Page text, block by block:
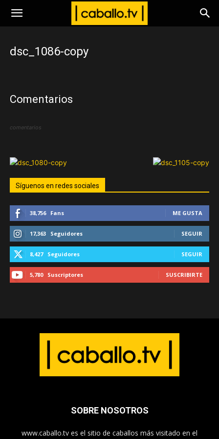
www.caballo.tv
dsc_1086-copy
Comentarios
comentarios
Síguenos en redes sociales
38,756 Fans ME GUSTA
17,363 Seguidores SEGUIR
8,427 Seguidores SEGUIR
5,780 Suscriptores SUSCRIBIRTE
SOBRE NOSOTROS
www.caballo.tv es el sitio de caballos más visitado en el